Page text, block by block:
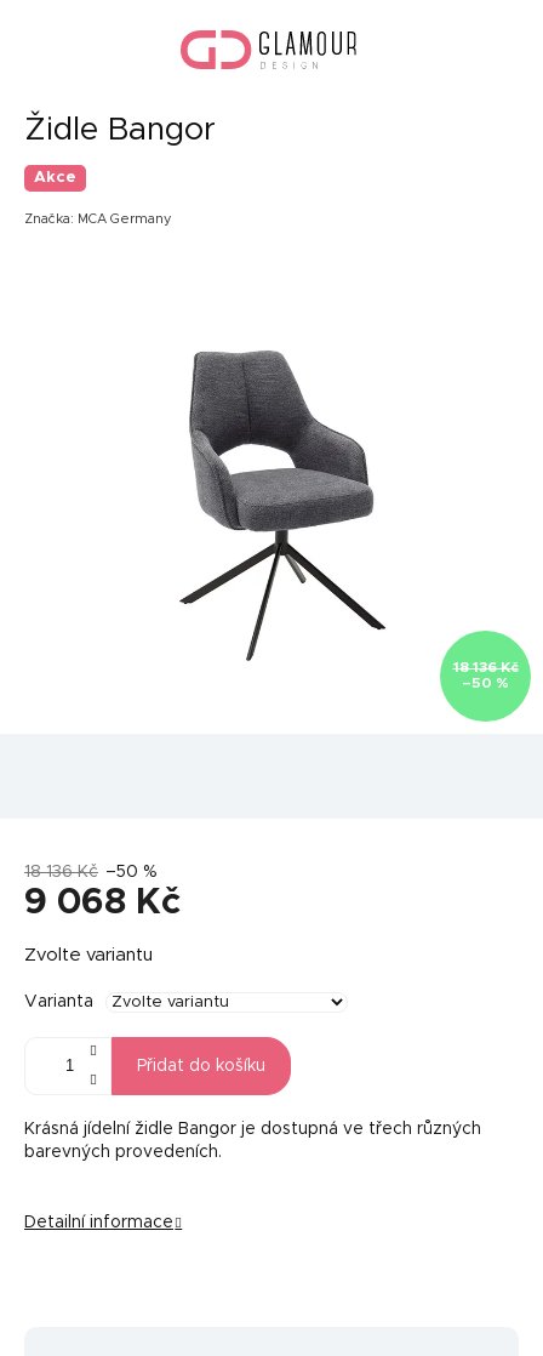
Židle Bangor
Akce
Značka: MCA Germany
18 136 Kč
–50 %
18 136 Kč –50 %
9 068 Kč
cena:
Zvolte variantu
Varianta
Přidat do košíku
Krásná jídelní židle Bangor je dostupná ve třech různých
barevných provedeních.
Detailní informace